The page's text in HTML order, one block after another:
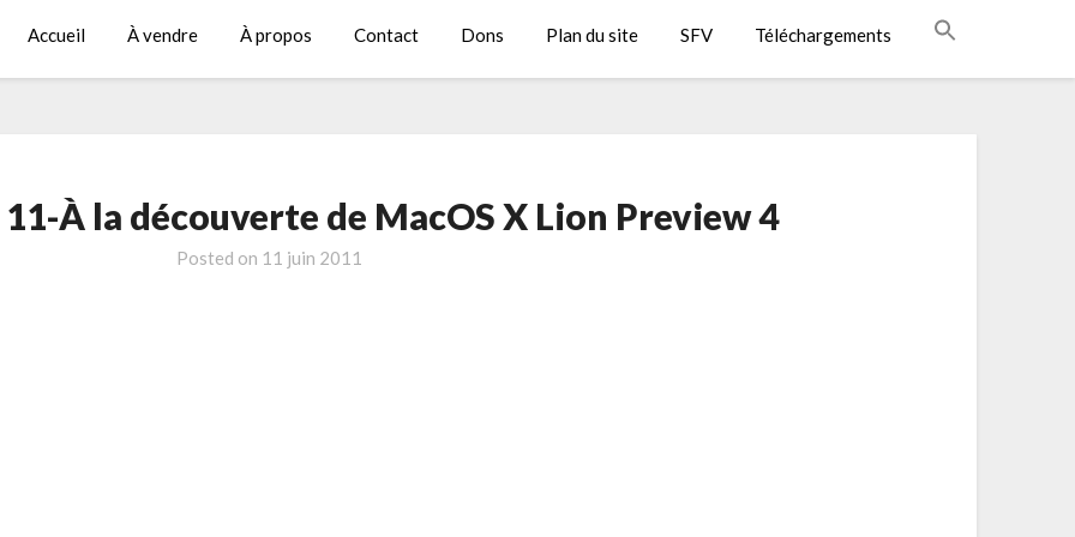
Accueil À vendre À propos Contact Dons Plan du site SFV Téléchargements
À la découverte de MacOS X Lion Preview 4
Posted on 11 juin 2011